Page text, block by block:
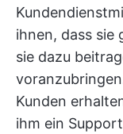
ihnen, dass sie
sie dazu
Kunden
ihm ein